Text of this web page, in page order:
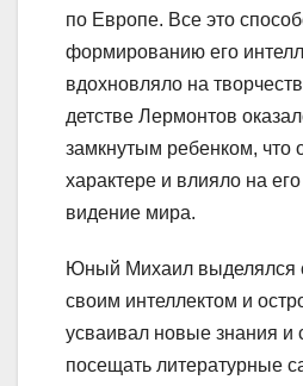
по Европе. Все это
формированию его
вдохновляло на
детстве Лермонтов
замкнутым ребенком, что
характере и влияло на
видение мира.
Юный Михаил выделялся
своим интеллектом и
усваивал новые знания и
посещать литературные